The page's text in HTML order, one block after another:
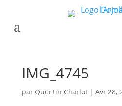
IMG_4745
par Quentin Charlot| Avr 28,